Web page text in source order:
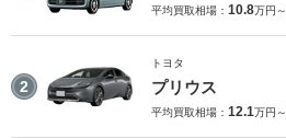
平均買取相場： 10.8万円～
2
トヨタ
プリウス
平均買取相場： 12.1万円～